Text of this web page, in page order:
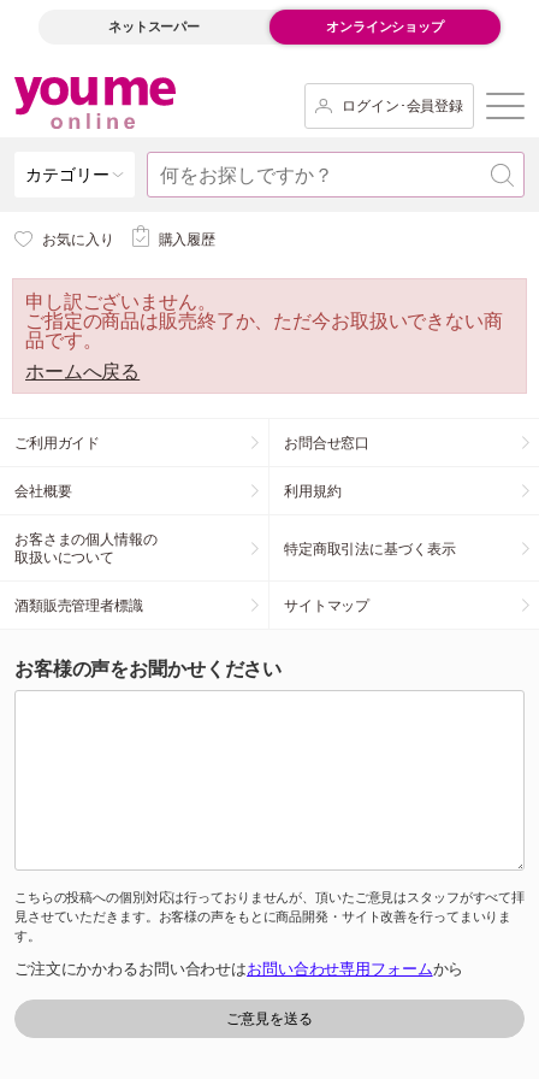
ネットスーパー オンラインショップ
ログイン･会員登録
カテゴリー
お気に入り 購入履歴
申し訳ございません。
ご指定の商品は販売終了か、ただ今お取扱いできない商
品です。
ホームへ戻る
ご利用ガイド お問合せ窓口
会社概要 利用規約
お客さまの個人情報の
取扱いについて
特定商取引法に基づく表示
酒類販売管理者標識 サイトマップ
お客様の声をお聞かせください
こちらの投稿への個別対応は行っておりませんが、頂いたご意見はスタッフがすべて拝
見させていただきます。お客様の声をもとに商品開発・サイト改善を行ってまいりま
す。
ご注文にかかわるお問い合わせはお問い合わせ専用フォームから